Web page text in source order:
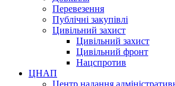
Перевезення
Публічні закупівлі
Цивільний захист
Цивільний захист
Цивільний фронт
Нацспротив
ЦНАП
Центр надання